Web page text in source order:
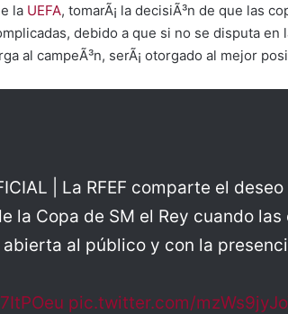
la UEFA, tomarÃ¡ la decisiÃ³n de que las
debido a que si no se disputa
al campeÃ³n, serÃ¡ otorgado al mejor
| La RFEF comparte el
la Copa de SM el Rey cuando
al público y con la
pic.twitter.com/